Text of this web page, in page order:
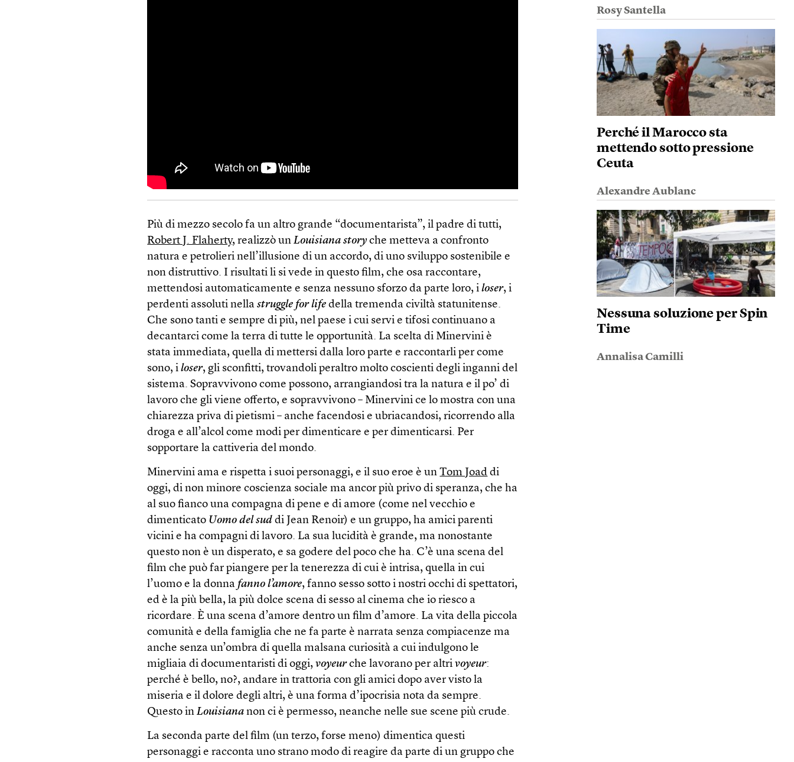
Più di mezzo secolo fa un altro grande “documentarista”, il padre di tutti,
Robert J. Flaherty, realizzò unLouisiana story che metteva a confronto
natura e petrolieri nell’illusione di un accordo, di uno sviluppo sostenibile e
non distruttivo. I risultati li si vede in questo film, che osa raccontare,
mettendosi automaticamente e senza nessuno sforzo da parte loro, iloser, i
perdenti assoluti nellastruggle for life della tremenda civiltà statunitense.
Che sono tanti e sempre di più, nel paese i cui servi e tifosi continuano a
decantarci come la terra di tutte le opportunità. La scelta di Minervini è
stata immediata, quella di mettersi dalla loro parte e raccontarli per come
sono, iloser, gli sconfitti, trovandoli peraltro molto coscienti degli inganni del
sistema. Sopravvivono come possono, arrangiandosi tra la natura e il po’ di
lavoro che gli viene offerto, e sopravvivono – Minervini ce lo mostra con una
chiarezza priva di pietismi – anche facendosi e ubriacandosi, ricorrendo alla
droga e all’alcol come modi per dimenticare e per dimenticarsi. Per
sopportare la cattiveria del mondo.
Minervini ama e rispetta i suoi personaggi, e il suo eroe è unTom Joad di
oggi, di non minore coscienza sociale ma ancor più privo di speranza, che ha
al suo fianco una compagna di pene e di amore (come nel vecchio e
dimenticato Uomo del sud di Jean Renoir) e un gruppo, ha amici parenti
vicini e ha compagni di lavoro. La sua lucidità è grande, ma nonostante
questo non è un disperato, e sa godere del poco che ha. C’è una scena del
film che può far piangere per la tenerezza di cui è intrisa, quella in cui
l’uomo e la donna fanno l’amore, fanno sesso sotto i nostri occhi di spettatori,
ed è la più bella, la più dolce scena di sesso al cinema che io riesco a
ricordare. È una scena d’amore dentro un film d’amore. La vita della piccola
comunità e della famiglia che ne fa parte è narrata senza compiacenze ma
anche senza un’ombra di quella malsana curiosità a cui indulgono le
migliaia di documentaristi di oggi,voyeurche lavorano per altrivoyeur:
perché è bello, no?, andare in trattoria con gli amici dopo aver visto la
miseria e il dolore degli altri, è una forma d’ipocrisia nota da sempre.
Questo inLouisiana non ci è permesso, neanche nelle sue scene più crude.
La seconda parte del film (un terzo, forse meno) dimentica questi
personaggi e racconta uno strano modo di reagire da parte di un gruppo che
Rosy Santella
Perché il Marocco sta
mettendo sotto pressione
Ceuta
Alexandre Aublanc
Nessuna soluzione per Spin
Time
Annalisa Camilli